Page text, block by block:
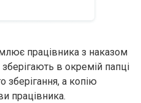
працівника з наказом
зберігають в окремій папці
зберігання, а копію
працівника.